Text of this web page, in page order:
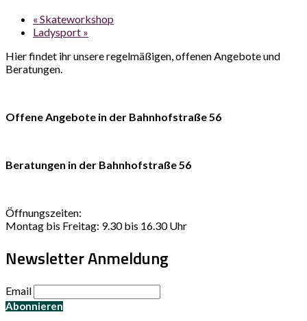
« Skateworkshop
Ladysport »
Hier findet ihr unsere regelmäßigen, offenen Angebote und
Beratungen.
Offene Angebote in der Bahnhofstraße 56
Beratungen in der Bahnhofstraße 56
Öffnungszeiten:
Montag bis Freitag: 9.30 bis 16.30 Uhr
Newsletter Anmeldung
Email